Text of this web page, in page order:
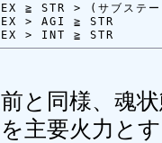
≧ STR > (サブステ
> AGI ≧ STR
> INT ≧ STR
と同様、魂
を主要火力と